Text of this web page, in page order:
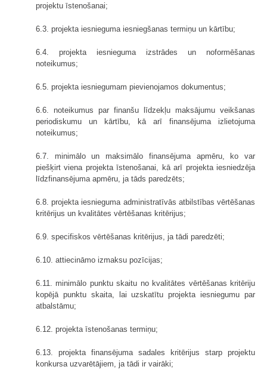
projektu īstenošanai;
6.3. projekta iesnieguma iesniegšanas termiņu un kārtību;
6.4. projekta iesnieguma izstrādes un noformēšanas
noteikumus;
6.5. projekta iesniegumam pievienojamos dokumentus;
6.6. noteikumus par finanšu līdzekļu maksājumu veikšanas
periodiskumu un kārtību, kā arī finansējuma izlietojuma
noteikumus;
6.7. minimālo un maksimālo finansējuma apmēru, ko var
piešķirt viena projekta īstenošanai, kā arī projekta iesniedzēja
līdzfinansējuma apmēru, ja tāds paredzēts;
6.8. projekta iesnieguma administratīvās atbilstības vērtēšanas
kritērijus un kvalitātes vērtēšanas kritērijus;
6.9. specifiskos vērtēšanas kritērijus, ja tādi paredzēti;
6.10. attiecināmo izmaksu pozīcijas;
6.11. minimālo punktu skaitu no kvalitātes vērtēšanas kritēriju
kopējā punktu skaita, lai uzskatītu projekta iesniegumu par
atbalstāmu;
6.12. projekta īstenošanas termiņu;
6.13. projekta finansējuma sadales kritērijus starp projektu
konkursa uzvarētājiem, ja tādi ir vairāki;